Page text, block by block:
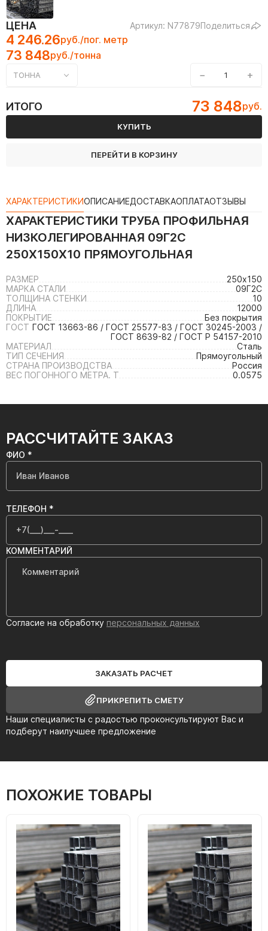
ЦЕНА Артикул: N77879Поделиться
4 246.26руб./пог. метр
73 848руб./тонна
ТОННА − +
ИТОГО 73 848руб.
КУПИТЬ
ПЕРЕЙТИ В КОРЗИНУ
ХАРАКТЕРИСТИКИОПИСАНИЕДОСТАВКАОПЛАТАОТЗЫВЫ
ХАРАКТЕРИСТИКИ ТРУБА ПРОФИЛЬНАЯ
НИЗКОЛЕГИРОВАННАЯ 09Г2С
250Х150Х10 ПРЯМОУГОЛЬНАЯ
РАЗМЕР
250х150
МАРКА СТАЛИ
09Г2С
ТОЛЩИНА СТЕНКИ
10
ДЛИНА
12000
ПОКРЫТИЕ
Без покрытия
ГОСТ ГОСТ 13663-86 / ГОСТ 25577-83 / ГОСТ 30245-2003 /
ГОСТ 8639-82 / ГОСТ Р 54157-2010
МАТЕРИАЛ
Сталь
ТИП СЕЧЕНИЯ
Прямоугольный
СТРАНА ПРОИЗВОДСТВА
Россия
ВЕС ПОГОННОГО МЕТРА. Т
0.0575
РАССЧИТАЙТЕ ЗАКАЗ
Наши специалисты с радостью проконсультируют Вас и
подберут наилучшее предложение
ФИО *
ТЕЛЕФОН *
КОММЕНТАРИЙ
Согласие на обработку персональных данных
ЗАКАЗАТЬ РАСЧЕТ
ПРИКРЕПИТЬ СМЕТУ
ПОХОЖИЕ ТОВАРЫ